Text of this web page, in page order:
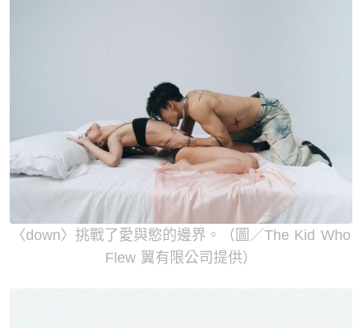
〈down〉挑戰了愛與慾的邊界。（圖／The Kid Who
Flew 翼有限公司提供）